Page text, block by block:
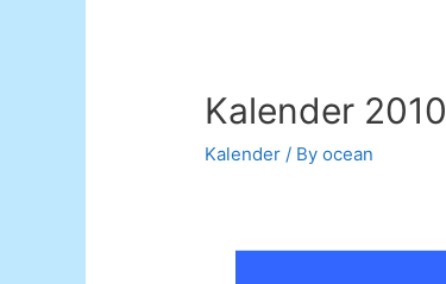
Kalender 2010
Kalender / Byocean